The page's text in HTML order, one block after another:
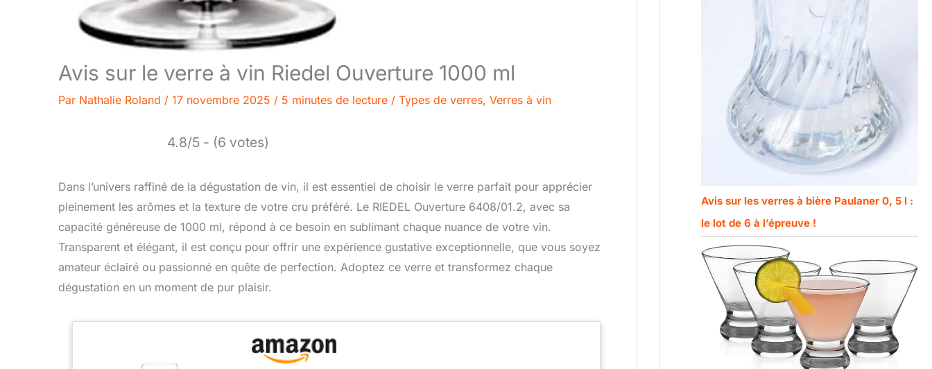
Avis sur le verre à vin Riedel Ouverture 1000 ml
Par Nathalie Roland / 17 novembre 2025 / 5 minutes de lecture / Types de verres, Verres à vin
4.8/5 - (6 votes)
Dans l’univers raffiné de la dégustation de vin, il est essentiel de choisir le verre parfait pour apprécier
pleinement les arômes et la texture de votre cru préféré. Le RIEDEL Ouverture 6408/01.2, avec sa
capacité généreuse de 1000 ml, répond à ce besoin en sublimant chaque nuance de votre vin.
Transparent et élégant, il est conçu pour offrir une expérience gustative exceptionnelle, que vous soyez
amateur éclairé ou passionné en quête de perfection. Adoptez ce verre et transformez chaque
dégustation en un moment de pur plaisir.
Avis sur les verres à bière Paulaner 0, 5 l :
le lot de 6 à l’épreuve !